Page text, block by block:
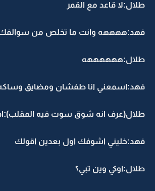
طلال:لا قاعد مع القمر
فهد:ههههه وانت ما تخلص من
طلال:ههههههه
فهد:اسمعني انا طفشان ومضايق وساكه
طلال(عرف انه شوق سوت فيه
فهد:خليني اشوفك اول بعدين اقولك
طلال:اوكي وين تبي؟